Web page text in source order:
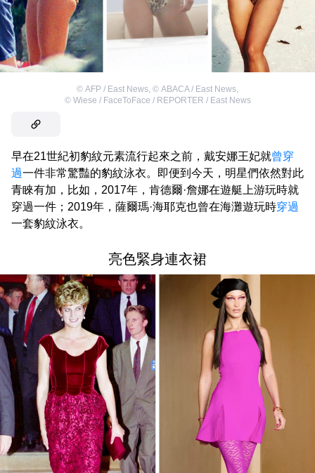
© AFP / East News, © ABACA / East News,
© Wiese / FaceToFace / REPORTER / East News
早在21世紀初豹紋元素流行起來之前，戴安娜王妃就曾穿
過一件非常驚豔的豹紋泳衣。即便到今天，明星們依然對此
青睞有加，比如，2017年，肯德爾·詹娜在遊艇上游玩時就
穿過一件；2019年，薩爾瑪·海耶克也曾在海灘遊玩時穿過
一套豹紋泳衣。
亮色緊身連衣裙